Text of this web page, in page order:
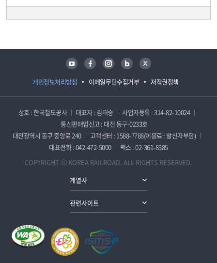
개인정보처리방침 이메일무단수집거부 저작권정책
유튜브 페이스북 인스타그램 블로그 트위터
상호 : 한국철도공사 대표자 : 김태승
사업자등록 : 314-82-10024
통신판매업신고 : 대전 동구-0233호
대전광역시 동구 중앙로 240
고객센터 : 1588-7788(이용료 : 발신자부담)
대표전화 : 042-472-5000
팩스 : 02-361-8385
COPYRIGHT ⓒ KOREA RAILROAD. ALL RIGHTS RESERVED.
계열사
관련사이트